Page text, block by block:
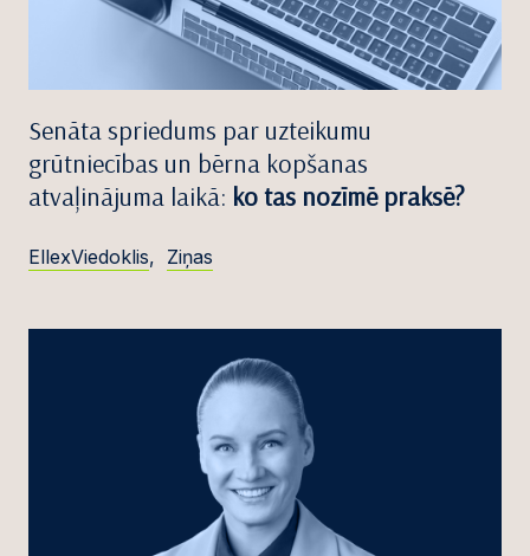
Senāta spriedums par uzteikumu
grūtniecības un bērna kopšanas
atvaļinājuma laikā: ko tas nozīmē praksē?
EllexViedoklis, Ziņas